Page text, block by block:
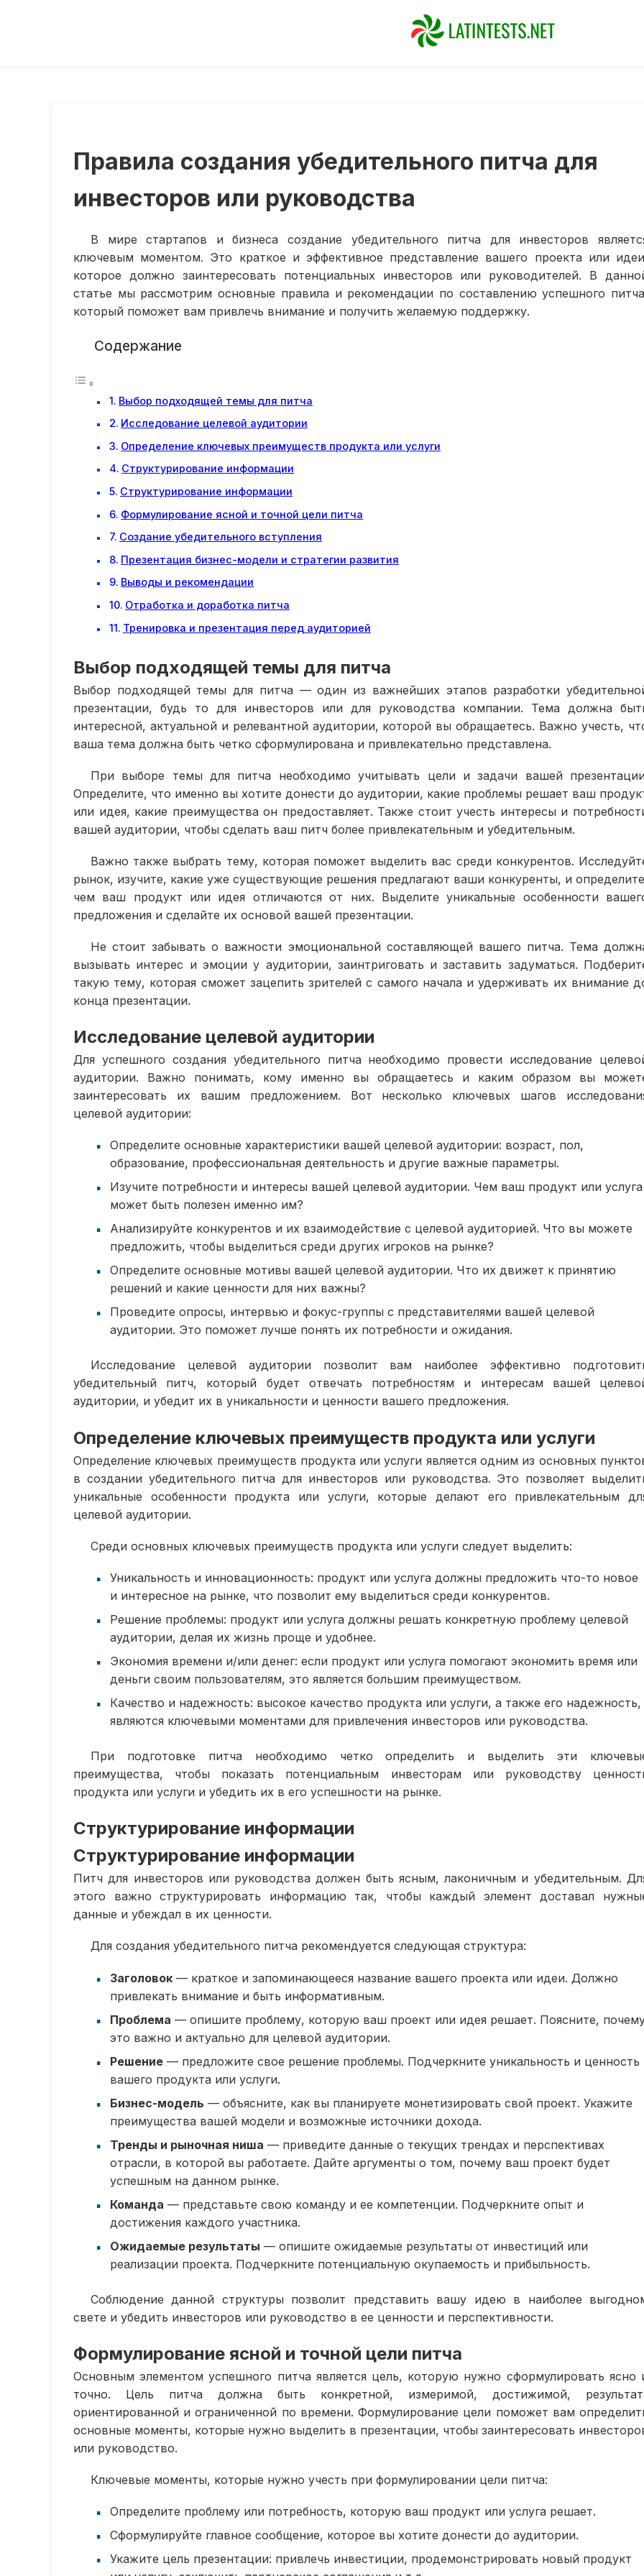
Правила создания убедительного питча для
инвесторов или руководства
В мире стартапов и бизнеса создание убедительного питча для инвесторов
ключевым моментом. Это краткое и эффективное представление вашего проекта или
которое должно заинтересовать потенциальных инвесторов или руководителей. В
статье мы рассмотрим основные правила и рекомендации по составлению успешного
который поможет вам привлечь внимание и получить желаемую поддержку.
Содержание
Выбор подходящей темы для питча
Исследование целевой аудитории
Определение ключевых преимуществ продукта или услуги
Структурирование информации
Структурирование информации
Формулирование ясной и точной цели питча
Создание убедительного вступления
Презентация бизнес-модели и стратегии развития
Выводы и рекомендации
Отработка и доработка питча
Тренировка и презентация перед аудиторией
Выбор подходящей темы для питча
Выбор подходящей темы для питча — один из важнейших этапов разработки
презентации, будь то для инвесторов или для руководства компании. Тема должна
интересной, актуальной и релевантной аудитории, которой вы обращаетесь. Важно учесть,
ваша тема должна быть четко сформулирована и привлекательно представлена.
При выборе темы для питча необходимо учитывать цели и задачи вашей
Определите, что именно вы хотите донести до аудитории, какие проблемы решает ваш
или идея, какие преимущества он предоставляет. Также стоит учесть интересы и
вашей аудитории, чтобы сделать ваш питч более привлекательным и убедительным.
Важно также выбрать тему, которая поможет выделить вас среди конкурентов.
рынок, изучите, какие уже существующие решения предлагают ваши конкуренты, и
чем ваш продукт или идея отличаются от них. Выделите уникальные особенности
предложения и сделайте их основой вашей презентации.
Не стоит забывать о важности эмоциональной составляющей вашего питча. Тема
вызывать интерес и эмоции у аудитории, заинтриговать и заставить задуматься.
такую тему, которая сможет зацепить зрителей с самого начала и удерживать их внимание
конца презентации.
Исследование целевой аудитории
Для успешного создания убедительного питча необходимо провести исследование
аудитории. Важно понимать, кому именно вы обращаетесь и каким образом вы
заинтересовать их вашим предложением. Вот несколько ключевых шагов
целевой аудитории:
Определите основные характеристики вашей целевой аудитории: возраст, пол,
образование, профессиональная деятельность и другие важные параметры.
Изучите потребности и интересы вашей целевой аудитории. Чем ваш продукт или услуга
может быть полезен именно им?
Анализируйте конкурентов и их взаимодействие с целевой аудиторией. Что вы можете
предложить, чтобы выделиться среди других игроков на рынке?
Определите основные мотивы вашей целевой аудитории. Что их движет к принятию
решений и какие ценности для них важны?
Проведите опросы, интервью и фокус-группы с представителями вашей целевой
аудитории. Это поможет лучше понять их потребности и ожидания.
Исследование целевой аудитории позволит вам наиболее эффективно
убедительный питч, который будет отвечать потребностям и интересам вашей
аудитории, и убедит их в уникальности и ценности вашего предложения.
Определение ключевых преимуществ продукта или услуги
Определение ключевых преимуществ продукта или услуги является одним из основных
в создании убедительного питча для инвесторов или руководства. Это позволяет
уникальные особенности продукта или услуги, которые делают его привлекательным
целевой аудитории.
Среди основных ключевых преимуществ продукта или услуги следует выделить:
Уникальность и инновационность: продукт или услуга должны предложить что-то новое
и интересное на рынке, что позволит ему выделиться среди конкурентов.
Решение проблемы: продукт или услуга должны решать конкретную проблему целевой
аудитории, делая их жизнь проще и удобнее.
Экономия времени и/или денег: если продукт или услуга помогают экономить время или
деньги своим пользователям, это является большим преимуществом.
Качество и надежность: высокое качество продукта или услуги, а также его надежность,
являются ключевыми моментами для привлечения инвесторов или руководства.
При подготовке питча необходимо четко определить и выделить эти
преимущества, чтобы показать потенциальным инвесторам или руководству
продукта или услуги и убедить их в его успешности на рынке.
Структурирование информации
Структурирование информации
Питч для инвесторов или руководства должен быть ясным, лаконичным и убедительным.
этого важно структурировать информацию так, чтобы каждый элемент доставал
данные и убеждал в их ценности.
Для создания убедительного питча рекомендуется следующая структура:
Заголовок — краткое и запоминающееся название вашего проекта или идеи. Должно
привлекать внимание и быть информативным.
Проблема — опишите проблему, которую ваш проект или идея решает. Поясните,
это важно и актуально для целевой аудитории.
Решение — предложите свое решение проблемы. Подчеркните уникальность и ценность
вашего продукта или услуги.
Бизнес-модель — объясните, как вы планируете монетизировать свой проект. Укажите
преимущества вашей модели и возможные источники дохода.
Тренды и рыночная ниша — приведите данные о текущих трендах и перспективах
отрасли, в которой вы работаете. Дайте аргументы о том, почему ваш проект будет
успешным на данном рынке.
Команда — представьте свою команду и ее компетенции. Подчеркните опыт и
достижения каждого участника.
Ожидаемые результаты — опишите ожидаемые результаты от инвестиций или
реализации проекта. Подчеркните потенциальную окупаемость и прибыльность.
Соблюдение данной структуры позволит представить вашу идею в наиболее
свете и убедить инвесторов или руководство в ее ценности и перспективности.
Формулирование ясной и точной цели питча
Основным элементом успешного питча является цель, которую нужно сформулировать ясно
точно. Цель питча должна быть конкретной, измеримой, достижимой,
ориентированной и ограниченной по времени. Формулирование цели поможет вам
основные моменты, которые нужно выделить в презентации, чтобы заинтересовать
или руководство.
Ключевые моменты, которые нужно учесть при формулировании цели питча:
Определите проблему или потребность, которую ваш продукт или услуга решает.
Сформулируйте главное сообщение, которое вы хотите донести до аудитории.
Укажите цель презентации: привлечь инвестиции, продемонстрировать новый продукт